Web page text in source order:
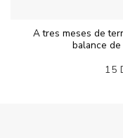
A tres meses de
balance
15